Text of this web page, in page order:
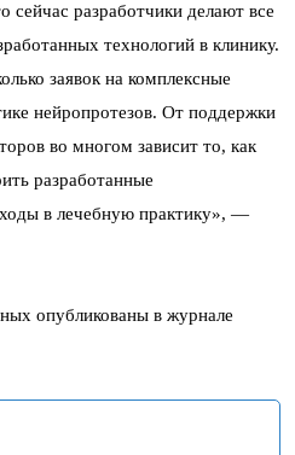
разработчики делают все
технологий в клинику.
заявок на комплексные
нейропротезов. От поддержки
во многом зависит то, как
разработанные
в лечебную практику», —
опубликованы в журнале